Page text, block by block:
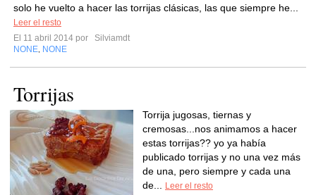
solo he vuelto a hacer las torrijas clásicas, las que siempre he...
Leer el resto
El 11 abril 2014 por
Silviamdt
NONE NONE
Torrijas
Torrija jugosas, tiernas y
cremosas...nos animamos a hacer
estas torrijas?? yo ya había
publicado torrijas y no una vez más
de una, pero siempre y cada una
de...
Leer el resto